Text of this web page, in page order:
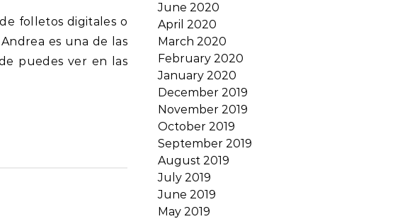
es una de las
puedes ver en las
June 2020
April 2020
March 2020
February 2020
January 2020
December 2019
November 2019
October 2019
September 2019
August 2019
July 2019
June 2019
May 2019